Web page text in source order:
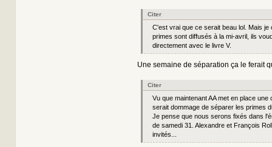
Citer
C'est vrai que ce serait beau lol. Mais je
primes sont diffusés à la mi-avril, ils
directement avec le livre V.
Une semaine de séparation ça le ferait
Citer
Vu que maintenant AA met en place une
serait dommage de séparer les primes
Je pense que nous serons fixés dans
de samedi 31. Alexandre et François
invités...